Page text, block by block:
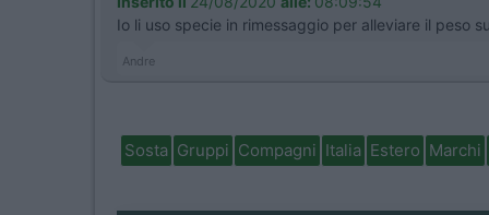
Io li uso specie in rimessaggio per alleviare il peso
Andre
Sosta Gruppi Compagni Italia Estero Marchi